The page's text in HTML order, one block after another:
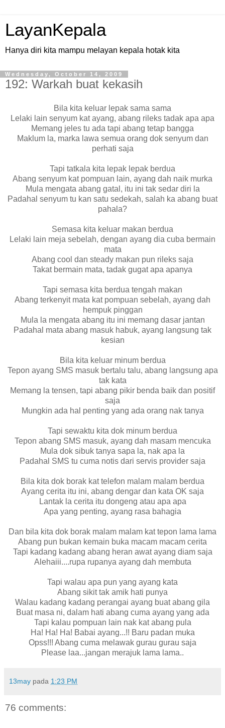
LayanKepala
Hanya diri kita mampu melayan kepala hotak kita
Wednesday, October 14, 2009
192: Warkah buat kekasih
Bila kita keluar lepak sama sama
Lelaki lain senyum kat ayang, abang rileks tadak apa apa
Memang jeles tu ada tapi abang tetap bangga
Maklum la, marka lawa semua orang dok senyum dan
perhati saja
Tapi tatkala kita lepak lepak berdua
Abang senyum kat pompuan lain, ayang dah naik murka
Mula mengata abang gatal, itu ini tak sedar diri la
Padahal senyum tu kan satu sedekah, salah ka abang buat
pahala?
Semasa kita keluar makan berdua
Lelaki lain meja sebelah, dengan ayang dia cuba bermain
mata
Abang cool dan steady makan pun rileks saja
Takat bermain mata, tadak gugat apa apanya
Tapi semasa kita berdua tengah makan
Abang terkenyit mata kat pompuan sebelah, ayang dah
hempuk pinggan
Mula la mengata abang itu ini memang dasar jantan
Padahal mata abang masuk habuk, ayang langsung tak
kesian
Bila kita keluar minum berdua
Tepon ayang SMS masuk bertalu talu, abang langsung apa
tak kata
Memang la tensen, tapi abang pikir benda baik dan positif
saja
Mungkin ada hal penting yang ada orang nak tanya
Tapi sewaktu kita dok minum berdua
Tepon abang SMS masuk, ayang dah masam mencuka
Mula dok sibuk tanya sapa la, nak apa la
Padahal SMS tu cuma notis dari servis provider saja
Bila kita dok borak kat telefon malam malam berdua
Ayang cerita itu ini, abang dengar dan kata OK saja
Lantak la cerita itu dongeng atau apa apa
Apa yang penting, ayang rasa bahagia
Dan bila kita dok borak malam malam kat tepon lama lama
Abang pun bukan kemain buka macam macam cerita
Tapi kadang kadang abang heran awat ayang diam saja
Alehaiii....rupa rupanya ayang dah membuta
Tapi walau apa pun yang ayang kata
Abang sikit tak amik hati punya
Walau kadang kadang perangai ayang buat abang gila
Buat masa ni, dalam hati abang cuma ayang yang ada
Tapi kalau pompuan lain nak kat abang pula
Ha! Ha! Ha! Babai ayang...!! Baru padan muka
Opss!!! Abang cuma melawak gurau gurau saja
Please laa...jangan merajuk lama lama..
13may pada 1:23 PM
76 comments: